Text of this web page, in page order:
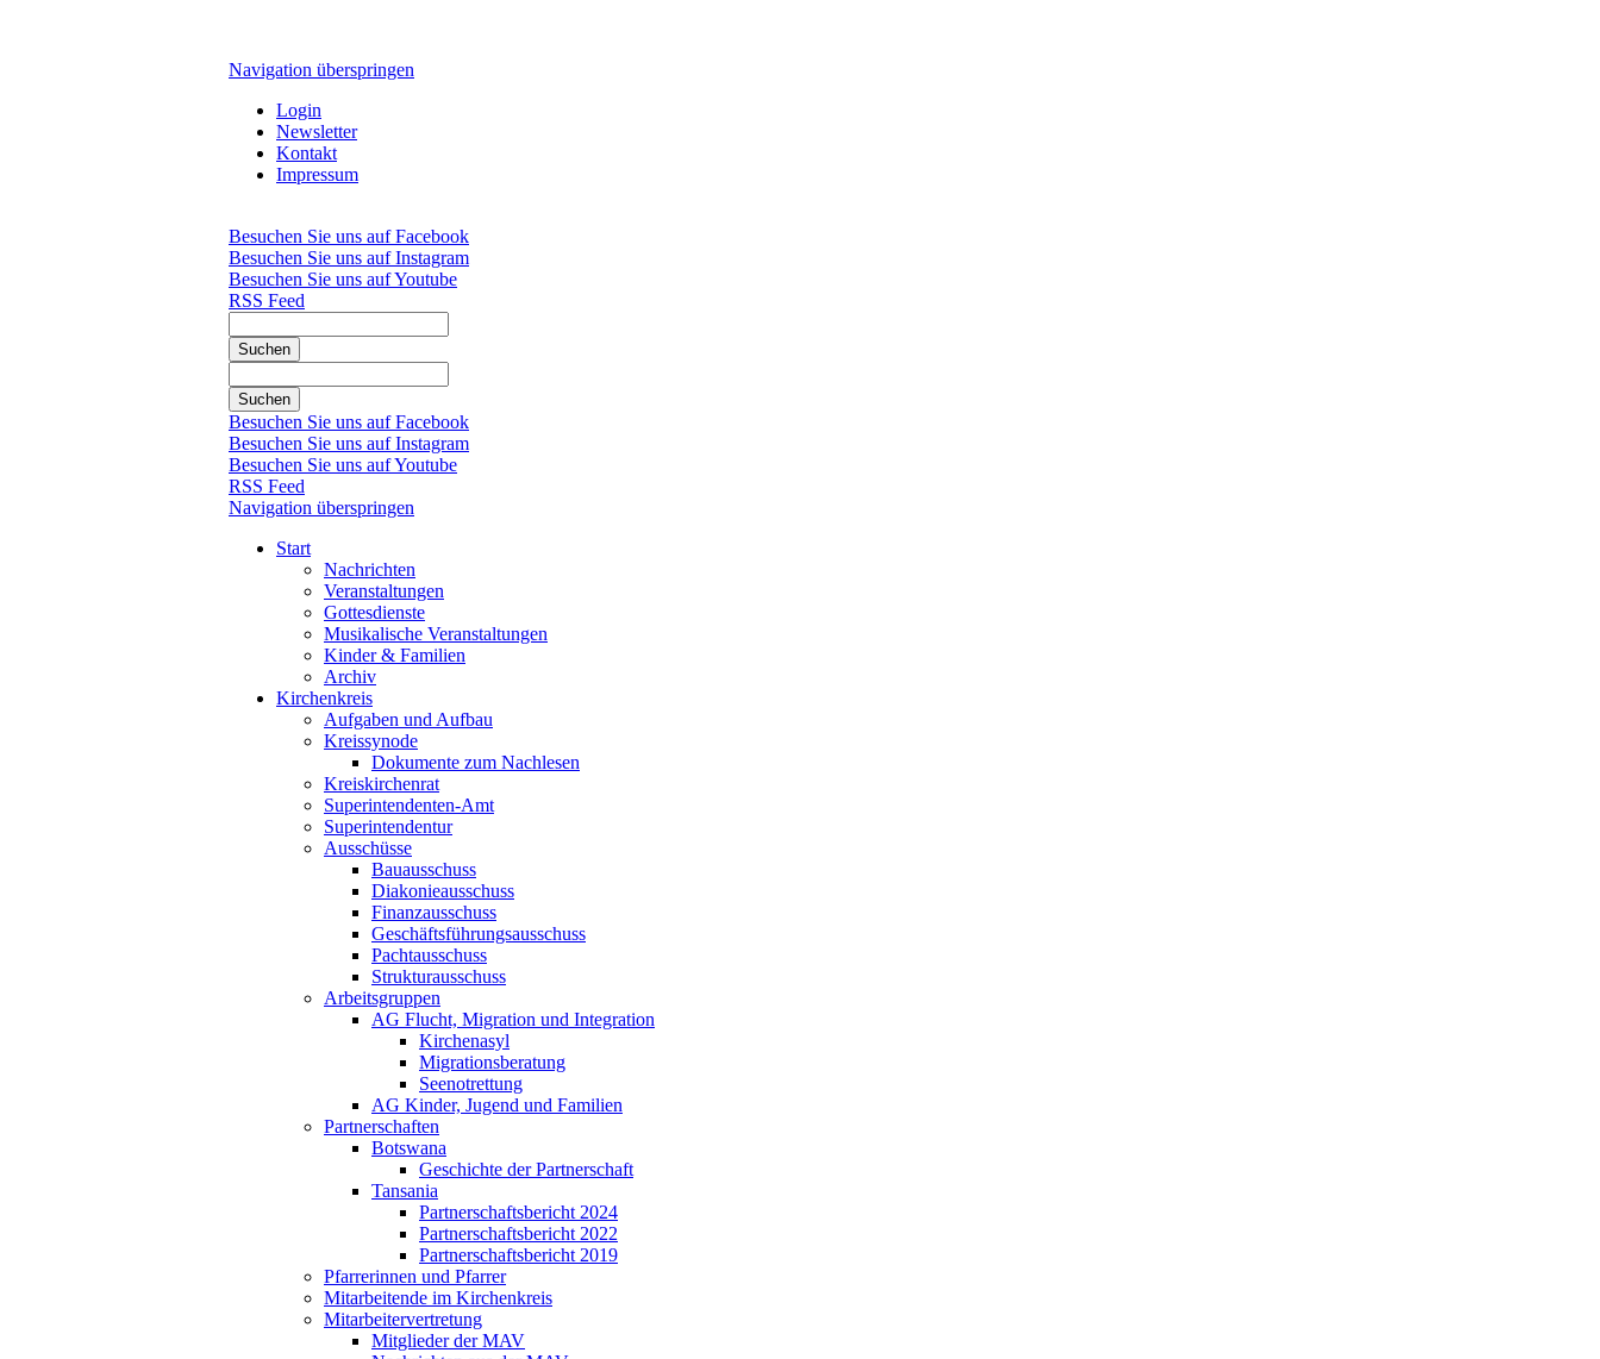
Navigation überspringen
Login
Newsletter
Kontakt
Impressum
Besuchen Sie uns auf Facebook
Besuchen Sie uns auf Instagram
Besuchen Sie uns auf Youtube
RSS Feed
Suchen
Suchen
Besuchen Sie uns auf Facebook
Besuchen Sie uns auf Instagram
Besuchen Sie uns auf Youtube
RSS Feed
Navigation überspringen
Start
Nachrichten
Veranstaltungen
Gottesdienste
Musikalische Veranstaltungen
Kinder & Familien
Archiv
Kirchenkreis
Aufgaben und Aufbau
Kreissynode
Dokumente zum Nachlesen
Kreiskirchenrat
Superintendenten-Amt
Superintendentur
Ausschüsse
Bauausschuss
Diakonieausschuss
Finanzausschuss
Geschäftsführungsausschuss
Pachtausschuss
Strukturausschuss
Arbeitsgruppen
AG Flucht, Migration und Integration
Kirchenasyl
Migrationsberatung
Seenotrettung
AG Kinder, Jugend und Familien
Partnerschaften
Botswana
Geschichte der Partnerschaft
Tansania
Partnerschaftsbericht 2024
Partnerschaftsbericht 2022
Partnerschaftsbericht 2019
Pfarrerinnen und Pfarrer
Mitarbeitende im Kirchenkreis
Mitarbeitervertretung
Mitglieder der MAV